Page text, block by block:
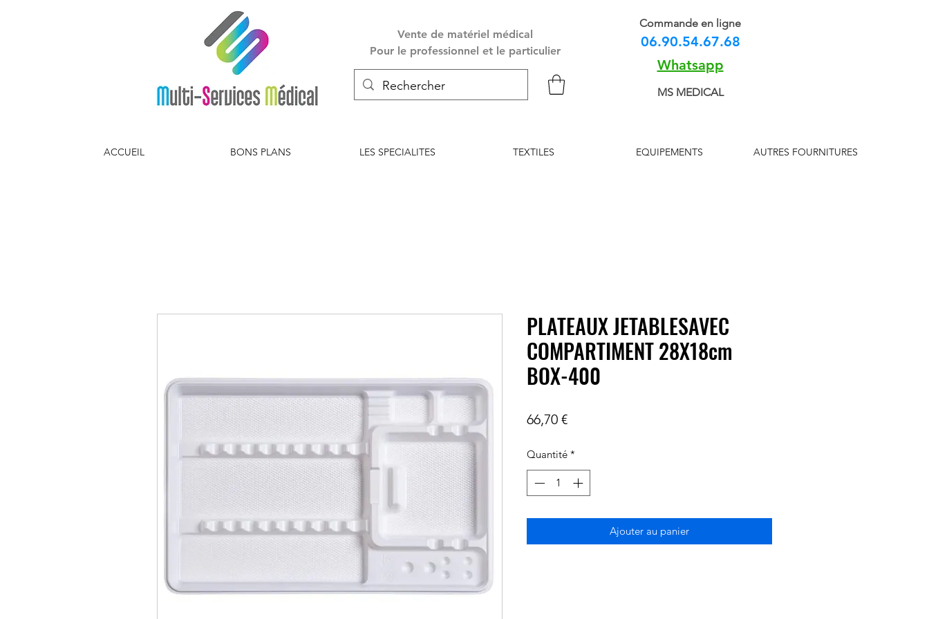
Vente de matériel médical
Pour le professionnel et le particulier
Commande en ligne
06.90.54.67.68
Whatsapp
MS MEDICAL
ACCUEIL BONS PLANS LES SPECIALITES TEXTILES EQUIPEMENTS AUTRES FOURNITURES
PLATEAUX JETABLESAVEC
COMPARTIMENT 28X18cm
BOX-400
66,70 €Prix
Quantité *
Ajouter au panier